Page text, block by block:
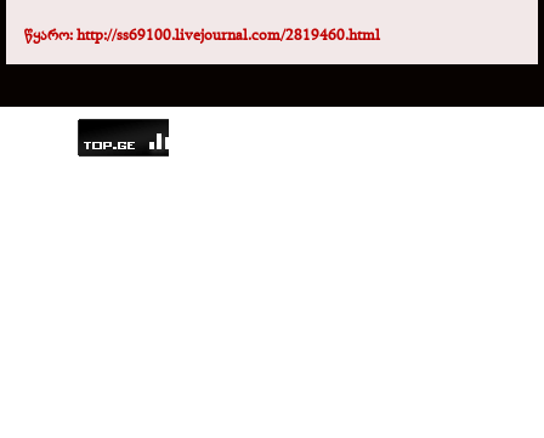
წყარო: http://ss69100.livejournal.com/2819460.html